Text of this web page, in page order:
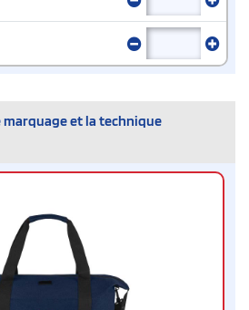
marquage et la technique